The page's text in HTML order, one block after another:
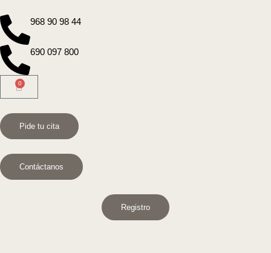
968 90 98 44
690 097 800
0
Pide tu cita
Contáctanos
Registro